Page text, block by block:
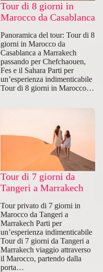
Tour di 8 giorni in
Marocco da Casablanca
Panoramica del tour: Tour di 8
giorni in Marocco da
Casablanca a Marrakech
passando per Chefchaouen,
Fes e il Sahara Parti per
un’esperienza indimenticabile
Tour di 8 giorni in Marocco…
Tour di 7 giorni da
Tangeri a Marrakech
Tour privato di 7 giorni in
Marocco da Tangeri a
Marrakech Parti per
un’esperienza indimenticabile
Tour di 7 giorni da Tangeri a
Marrakech viaggio attraverso
il Marocco, partendo dalla
porta…